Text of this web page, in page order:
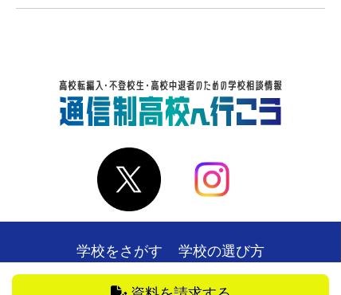
学校をさがす
学校の選び方
在校生・卒業生の声
お役立ち情報